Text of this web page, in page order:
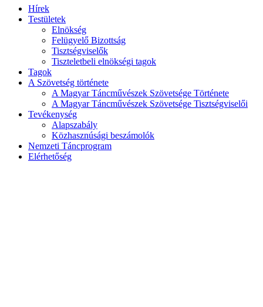
Hírek
Testületek
Elnökség
Felügyelő Bizottság
Tisztségviselők
Tiszteletbeli elnökségi tagok
Tagok
A Szövetség története
A Magyar Táncművészek Szövetsége Története
A Magyar Táncművészek Szövetsége Tisztségviselői
Tevékenység
Alapszabály
Közhasznúsági beszámolók
Nemzeti Táncprogram
Elérhetőség